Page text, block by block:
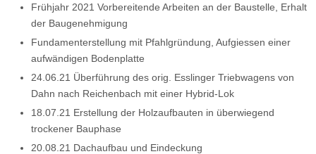
Frühjahr 2021 Vorbereitende Arbeiten an der Baustelle, Erhalt
der Baugenehmigung
Fundamenterstellung mit Pfahlgründung, Aufgiessen einer
aufwändigen Bodenplatte
24.06.21 Überführung des orig. Esslinger Triebwagens von
Dahn nach Reichenbach mit einer Hybrid-Lok
18.07.21 Erstellung der Holzaufbauten in überwiegend
trockener Bauphase
20.08.21 Dachaufbau und Eindeckung